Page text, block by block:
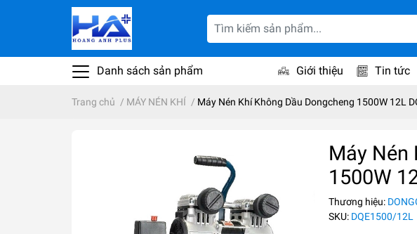
Danh sách sản phẩm Giới thiệu Tin tức
Trang chủ / MÁY NÉN KHÍ / Máy Nén Khí Không Dầu Dongcheng 1500W 12L
Máy Nén
1500W
Thương hiệu:
SKU: DQE1500/12L